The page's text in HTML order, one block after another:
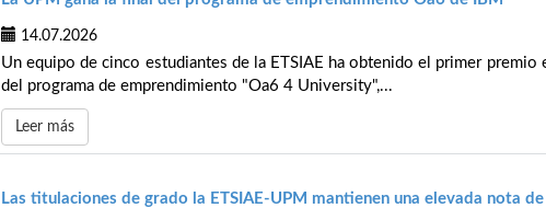
14.07.2026
Un equipo de cinco estudiantes de la ETSIAE ha obtenido el primer premio
del programa de emprendimiento "Oa6 4 University",...
Leer más
Las titulaciones de grado la ETSIAE-UPM mantienen una elevada nota de